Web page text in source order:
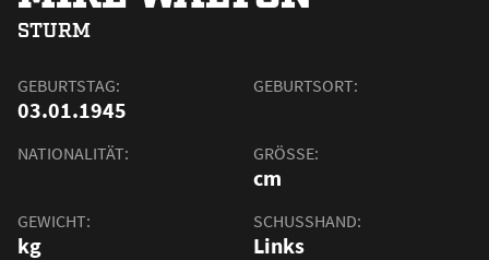
STURM
GEBURTSTAG:
03.01.1945
GEBURTSORT:
NATIONALITÄT: GRÖSSE:
cm
GEWICHT:
kg
SCHUSSHAND:
Links